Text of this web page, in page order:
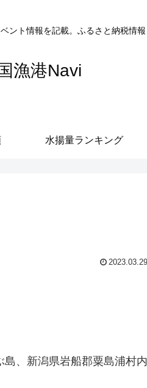
ント情報を記載。ふるさと納税情報
漁港Navi
水揚量ランキング
2023.03.29
、新潟県岩船郡粟島浦村内